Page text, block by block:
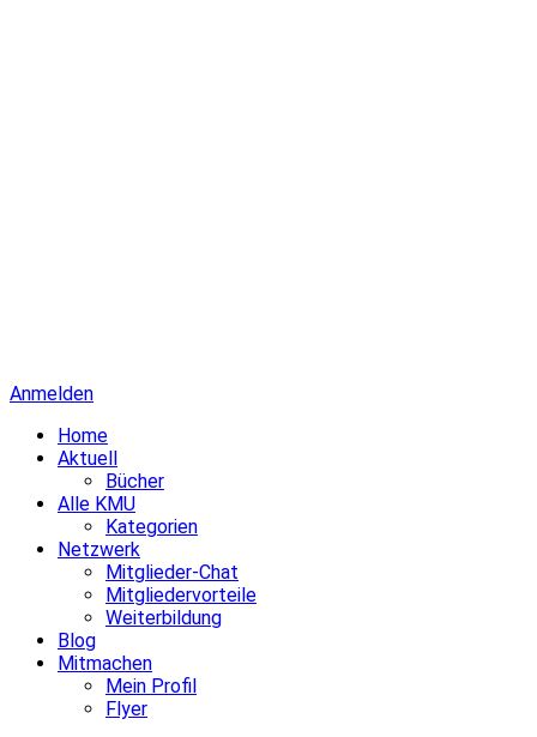
Anmelden
Home
Aktuell
Bücher
Alle KMU
Kategorien
Netzwerk
Mitglieder-Chat
Mitgliedervorteile
Weiterbildung
Blog
Mitmachen
Mein Profil
Flyer